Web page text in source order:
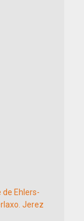
de Ehlers-
Jerez